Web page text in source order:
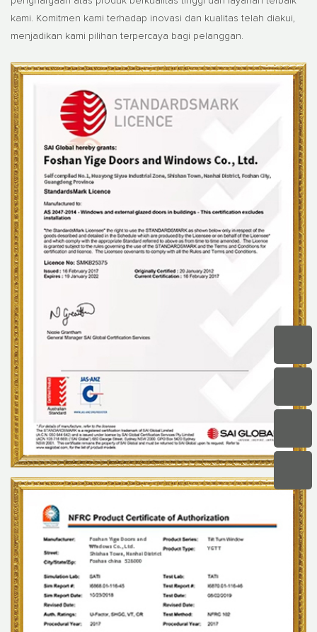
kami. Komitmen kami terhadap inovasi dan kualitas telah diakui,
menjadikan kami pilihan terpercaya bagi pelanggan.